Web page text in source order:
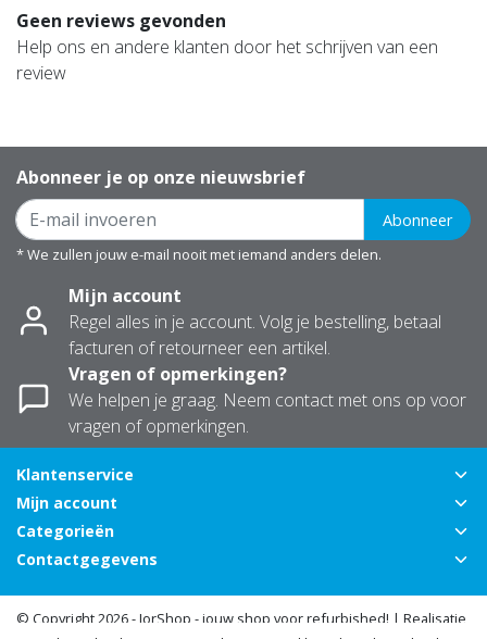
Geen reviews gevonden
Help ons en andere klanten door het schrijven van een
review
Abonneer je op onze nieuwsbrief
Abonneer
* We zullen jouw e-mail nooit met iemand anders delen.
Mijn account
Regel alles in je account. Volg je bestelling, betaal
facturen of retourneer een artikel.
Vragen of opmerkingen?
We helpen je graag. Neem contact met ons op voor
vragen of opmerkingen.
Klantenservice
Mijn account
Categorieën
Contactgegevens
© Copyright 2026 - JorShop - jouw shop voor refurbished! | Realisatie